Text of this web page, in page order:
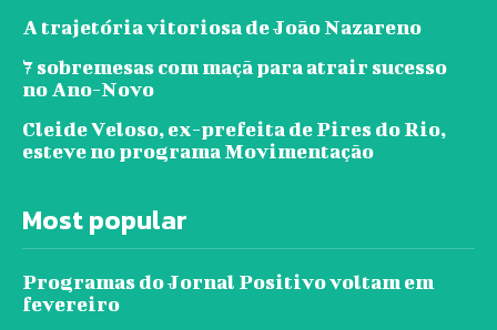
A trajetória vitoriosa de João Nazareno
7 sobremesas com maçã para atrair sucesso
no Ano-Novo
Cleide Veloso, ex-prefeita de Pires do Rio,
esteve no programa Movimentação
Most popular
Programas do Jornal Positivo voltam em
fevereiro